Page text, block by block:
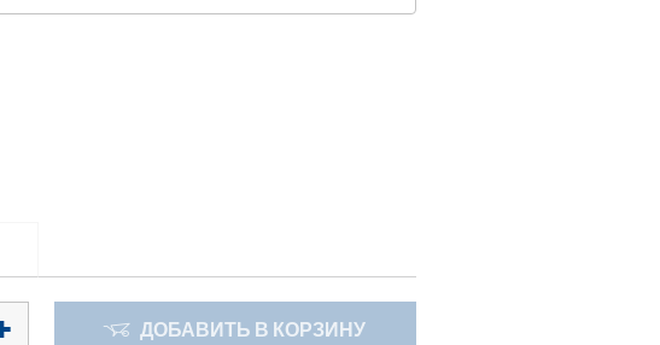
ДОБАВИТЬ В КОРЗИНУ